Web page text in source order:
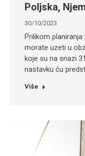
Poljska,
30/10/2023
Prilikom
morate uzeti u
koje su na snazi
nastavku ću
Više